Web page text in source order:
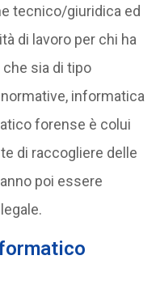
tecnico/giuridica ed
di lavoro per chi ha
sia di tipo
informatica
forense è colui
di raccogliere delle
poi essere